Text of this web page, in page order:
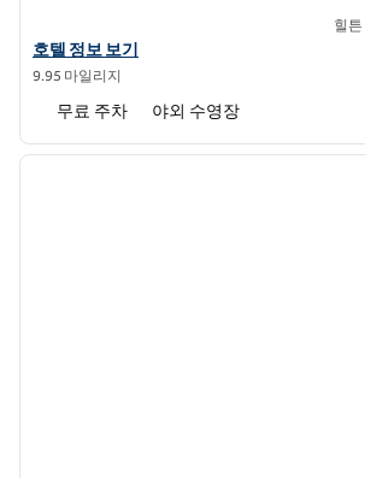
힐튼 가든 인 애틀랜타 노스/존스 크릭의 호텔
호텔 정보 보기
9.95 마일리지
힐
무료 주차 야외 수영장
1/12